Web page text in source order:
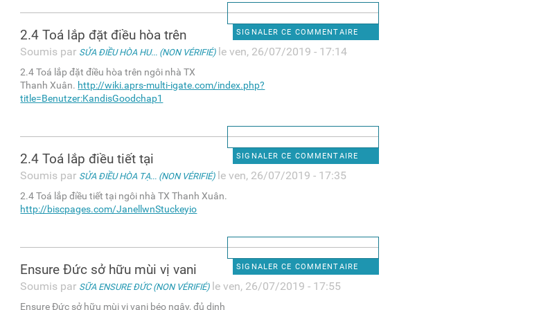
SIGNALER CE COMMENTAIRE
2.4 Toá lắp đặt điều hòa trên
Soumis par SỬA ĐIỀU HÒA HU... (NON VÉRIFIÉ)le ven, 26/07/2019 - 17:14
2.4 Toá lắp đặt điều hòa trên ngôi nhà TX
Thanh Xuân. http://wiki.aprs-multi-igate.com/index.php?
title=Benutzer:KandisGoodchap1
SIGNALER CE COMMENTAIRE
2.4 Toá lắp điều tiết tại
Soumis par SỬA ĐIỀU HÒA TẠ... (NON VÉRIFIÉ)le ven, 26/07/2019 - 17:35
2.4 Toá lắp điều tiết tại ngôi nhà TX Thanh Xuân.
http://biscpages.com/JanellwnStuckeyio
SIGNALER CE COMMENTAIRE
Ensure Đức sở hữu mùi vị vani
Soumis par SỮA ENSURE ĐỨC (NON VÉRIFIÉ)le ven, 26/07/2019 - 17:55
Ensure Đức sở hữu mùi vị vani béo ngậy, đủ dinh